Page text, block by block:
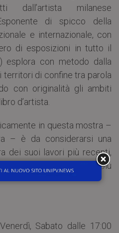
dall’artista milanese
di spicco della
e internazionale, con
di esposizioni in tutto il
esplora con metodo dalla
territori di confine tra parola
con originalità gli ambiti
d’artista.
in questa mostra –
– è da considerarsi una
dei suoi lavori più recenti,
selezione dei cicli più
Sabato dalle 17:00